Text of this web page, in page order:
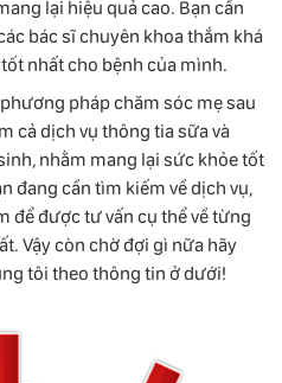
lại hiệu quả cao. Bạn cần
bác sĩ chuyên khoa thắm khá
nhất cho bệnh của mình.
pháp chăm sóc mẹ sau
cả dịch vụ thông tia sữa và
nhằm mang lại sức khỏe tốt
đang cần tìm kiếm về dịch vụ,
để được tư vấn cụ thể về từng
Vậy còn chờ đợi gì nữa hãy
tôi theo thông tin ở dưới!